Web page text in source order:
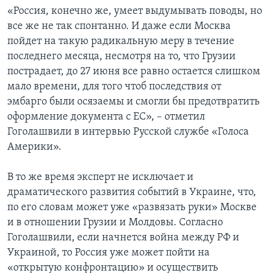
«Россия, конечно же, умеет выдумывать поводы, но
все же не так спонтанно. И даже если Москва
пойдет на такую радикальную меру в течение
последнего месяца, несмотря на то, что Грузии
пострадает, до 27 июня все равно остается слишком
мало времени, для того чтоб последствия от
эмбарго были осязаемы и смогли бы предотвратить
оформление документа с ЕС», – отметил
Гоголашвили в интервью Русской службе «Голоса
Америки».
В то же время эксперт не исключает и
драматического развития событий в Украине, что,
по его словам может уже «развязать руки» Москве
и в отношении Грузии и Молдовы. Согласно
Гоголашвили, если начнется война между РФ и
Украиной, то Россия уже может пойти на
«открытую конфронтацию» и осуществить